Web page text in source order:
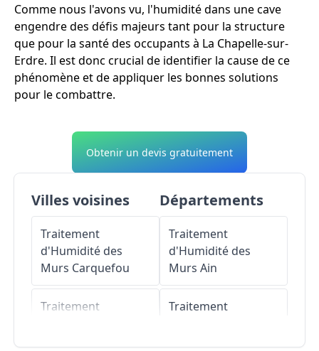
Comme nous l'avons vu, l'humidité dans une cave
engendre des défis majeurs tant pour la structure
que pour la santé des occupants à La Chapelle-sur-
Erdre. Il est donc crucial de identifier la cause de ce
phénomène et de appliquer les bonnes solutions
pour le combattre.
Obtenir un devis gratuitement
Villes voisines
Traitement
d'Humidité des
Murs Carquefou
Traitement
Départements
Traitement
d'Humidité des
Murs Ain
Traitement